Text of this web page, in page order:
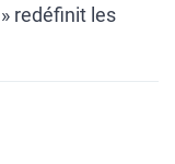
redéfinit les